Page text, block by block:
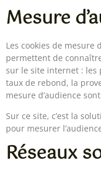
Mesure
Les cookies de mesure
permettent de
sur le site internet : les
taux de rebond, la
mesure d’audience
Sur ce site, c’est la
pour mesurer
Réseaux